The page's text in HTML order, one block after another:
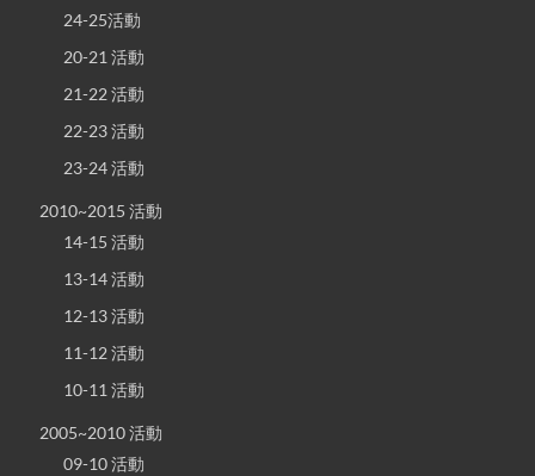
24-25活動
20-21 活動
21-22 活動
22-23 活動
23-24 活動
2010~2015 活動
14-15 活動
13-14 活動
12-13 活動
11-12 活動
10-11 活動
2005~2010 活動
09-10 活動